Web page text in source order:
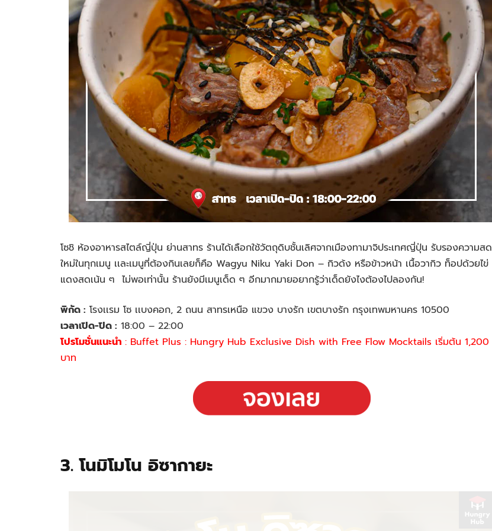
โซชิ ห้องอาหารสไตล์ญี่ปุ่น ย่านสาทร ร้านได้เลือกใช้วัตถุดิบชั้นเลิศจากเมืองทามาจิประเทศญี่ปุ่น รับรองความสด
ใหม่ในทุกเมนู เเละเมนูที่ต้องกินเลยก็คือ Wagyu Niku Yaki Don – กิวด้ง หรือข้าวหน้า เนื้อวากิว ท็อปด้วยไข่
แดงสดเน้น ๆ ไม่พอเท่านั้น ร้านยังมีเมนูเด็ด ๆ อีกมากมายอยากรู้ว่าเด็ดยังไงต้องไปลองกัน!
พิกัด : โรงเเรม โซ เเบงคอก, 2 ถนน สาทรเหนือ แขวง บางรัก เขตบางรัก กรุงเทพมหานคร 10500
เวลาเปิด-ปิด : 18:00 – 22:00
โปรโมชั่นแนะนำ : Buffet Plus : Hungry Hub Exclusive Dish with Free Flow Mocktails เริ่มต้น 1,200
บาท
3. โนมิโมโน อิซากายะ